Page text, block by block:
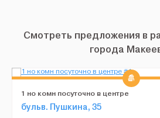
Смотреть предложения в
города
1 но комн посуточно в центре
бульв. Пушкина, 35